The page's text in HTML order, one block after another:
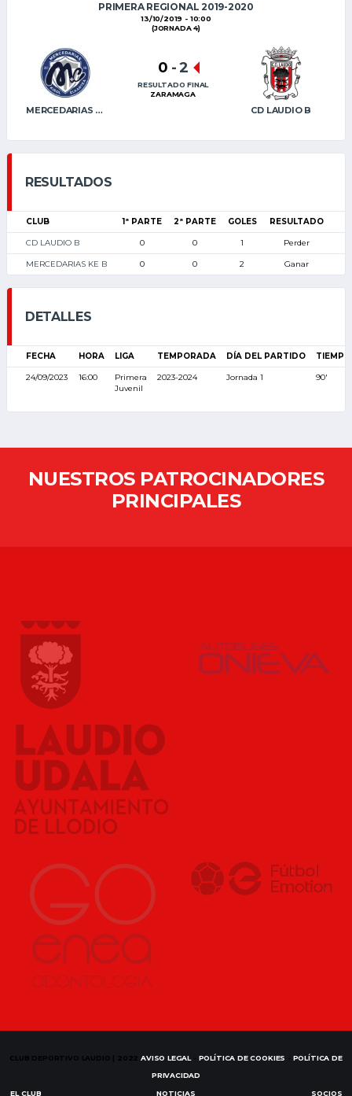
PRIMERA REGIONAL 2019-2020
13/10/2019 - 10:00
(JORNADA 4)
MERCEDARIAS KE B CD LAUDIO B
0 -2
RESULTADO FINAL
ZARAMAGA
RESULTADOS
CLUB 1ª PARTE 2ª PARTE GOLES RESULTADO
CD LAUDIO B 0 0 1 Perder
MERCEDARIAS KE B 0 0 2 Ganar
DETALLES
FECHA HORA LIGA TEMPORADA DÍA DEL PARTIDO
24/09/2023 16:00
Primera
Juvenil
2023-2024 Jornada 1 90'
NUESTROS PATROCINADORES
PRINCIPALES
CLUB DEPORTIVO LAUDIO | 2022 AVISO LEGAL- POLÍTICA DE COOKIES - POLÍTICA DE
PRIVACIDAD
EL CLUB NOTICIAS SOCIOS